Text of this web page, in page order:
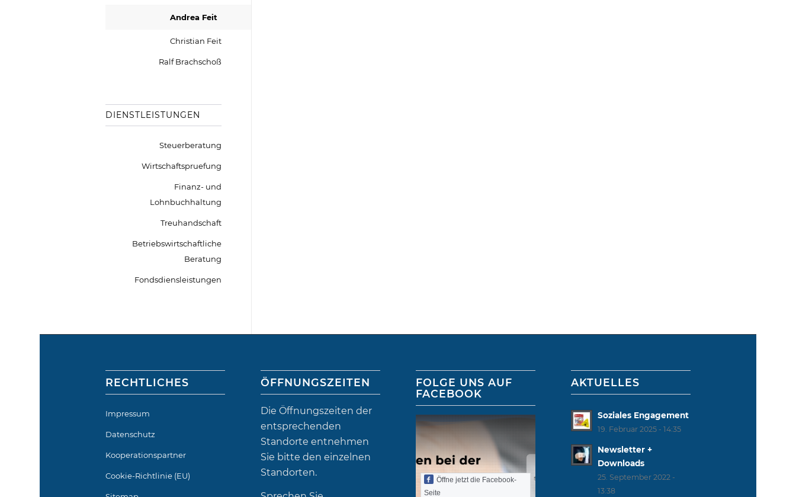
Andrea Feit
Christian Feit
Ralf Brachschoß
DIENSTLEISTUNGEN
Steuerberatung
Wirtschaftspruefung
Finanz- und
Lohnbuchhaltung
Treuhandschaft
Betriebswirtschaftliche
Beratung
Fondsdiensleistungen
RECHTLICHES
Impressum
Datenschutz
Kooperationspartner
Cookie-Richtlinie (EU)
ÖFFNUNGSZEITEN
Die Öffnungszeiten der
entsprechenden
Standorte entnehmen
Sie bitte den einzelnen
Standorten.
FOLGE UNS AUF
FACEBOOK
Öffne jetzt die Facebook-
Seite
AKTUELLES
Soziales Engagement
19. Februar 2025 - 14:35
Newsletter +
Downloads
25. September 2022 -
13:38